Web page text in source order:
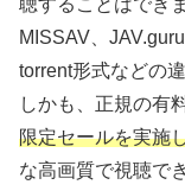
聴することはでき
MISSAV、
torrent形式などの
しかも、正規の有
限定セールを実施
な高画質で視聴で